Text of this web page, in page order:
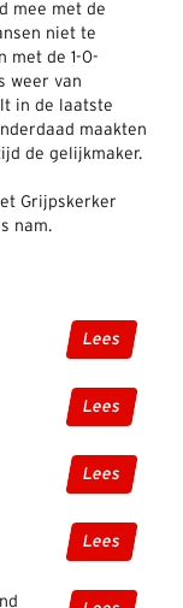
mee met de
niet te
met de 1-0-
weer van
in de laatste
maakten
de gelijkmaker.
nam.
Lees
Lees
Lees
Lees